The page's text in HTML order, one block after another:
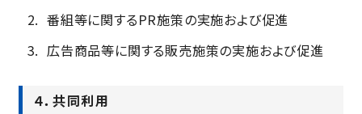
番組等に関するPR施策の実施および促進
広告商品等に関する販売施策の実施および促進
４．共同利用